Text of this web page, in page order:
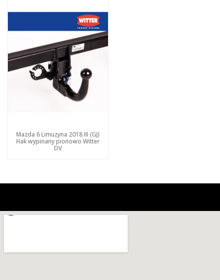
Mazda 6 Limuzyna 2018 III (GJ)
Hak wypinany pionowo Witter
DV